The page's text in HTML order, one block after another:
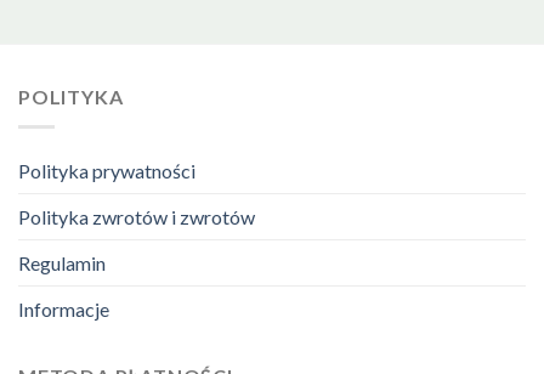
POLITYKA
Polityka prywatności
Polityka zwrotów i zwrotów
Regulamin
Informacje